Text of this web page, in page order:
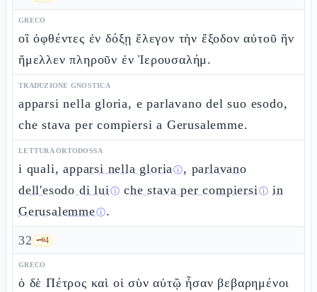
GRECO
οἳ ὀφθέντες ἐν δόξῃ ἔλεγον τὴν ἔξοδον αὐτοῦ ἣν
ἤμελλεν πληροῦν ἐν Ἰερουσαλήμ.
TRADUZIONE GNOSTICA
apparsi nella gloria, e parlavano del suo esodo,
che stava per compiersi a Gerusalemme.
LETTURA ORTODOSSA
i quali,apparsi nella gloriaⓘ, parlavano
dell'esodo di luiⓘ che stava per compiersiⓘ in
Gerusalemmeⓘ.
32 🗝️4
GRECO
ὁ δὲ Πέτρος καὶ οἱ σὺν αὐτῷ ἦσαν βεβαρημένοι